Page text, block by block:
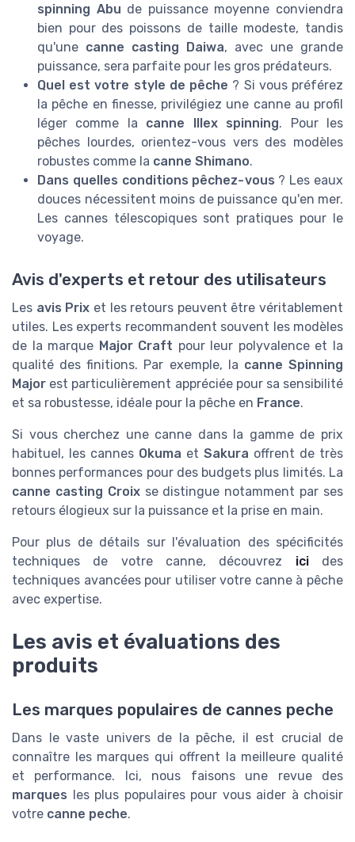
spinning Abu de puissance moyenne conviendra
bien pour des poissons de taille modeste, tandis
qu'une canne casting Daiwa, avec une grande
puissance, sera parfaite pour les gros prédateurs.
Quel est votre style de pêche ? Si vous préférez
la pêche en finesse, privilégiez une canne au profil
léger comme la canne Illex spinning. Pour les
pêches lourdes, orientez-vous vers des modèles
robustes comme la canne Shimano.
Dans quelles conditions pêchez-vous ? Les eaux
douces nécessitent moins de puissance qu'en mer.
Les cannes télescopiques sont pratiques pour le
voyage.
Avis d'experts et retour des utilisateurs
Les avis Prix et les retours peuvent être véritablement
utiles. Les experts recommandent souvent les modèles
de la marque Major Craft pour leur polyvalence et la
qualité des finitions. Par exemple, la canne Spinning
Major est particulièrement appréciée pour sa sensibilité
et sa robustesse, idéale pour la pêche en France.
Si vous cherchez une canne dans la gamme de prix
habituel, les cannes Okuma et Sakura offrent de très
bonnes performances pour des budgets plus limités. La
canne casting Croixse distingue notamment par ses
retours élogieux sur la puissance et la prise en main.
Pour plus de détails sur l'évaluation des spécificités
techniques de votre canne, découvrez icides
techniques avancées pour utiliser votre canne à pêche
avec expertise.
Les avis et évaluations des
produits
Les marques populaires de cannes peche
Dans le vaste univers de la pêche, il est crucial de
connaître les marques qui offrent la meilleure qualité
et performance. Ici, nous faisons une revue des
marques les plus populaires pour vous aider à choisir
votre canne peche.